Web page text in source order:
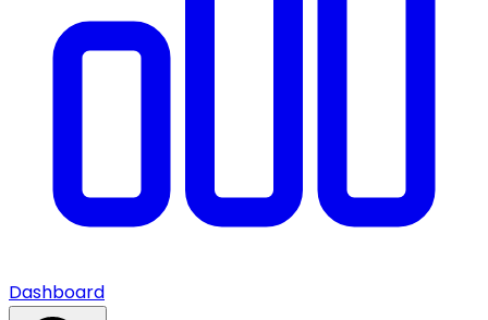
Dashboard